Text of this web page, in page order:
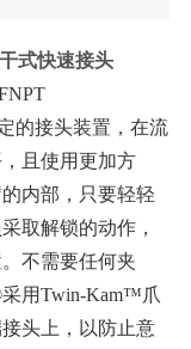
式快速接头
的接头装置，在流
且使用更加方
内部，只要轻轻
取解锁的动作，
不需要任何夹
用Twin-Kam™爪
头上，以防止意